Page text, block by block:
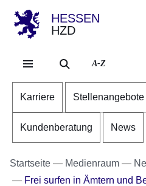
HESSEN
HZD
A-Z
Karriere Stellenangebote
Kundenberatung News
Startseite Medienraum
Frei surfen in Ämtern und